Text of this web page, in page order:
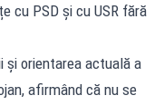
cu PSD și cu USR fără
și orientarea actuală a
afirmând că nu se